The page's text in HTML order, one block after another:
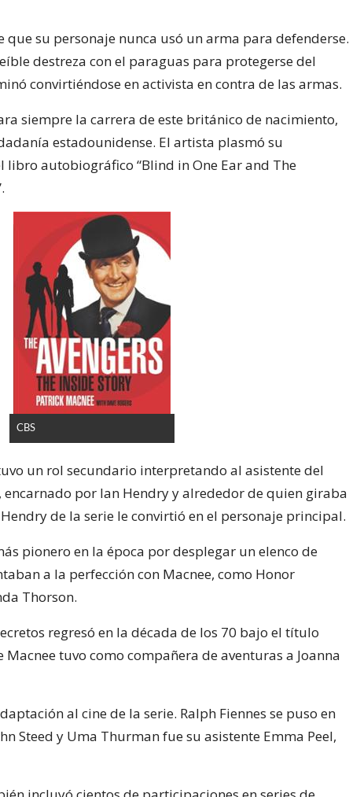
que su personaje nunca usó un arma para defenderse.
destreza con el paraguas para protegerse del
convirtiéndose en activista en contra de las armas.
siempre la carrera de este británico de nacimiento,
estadounidense. El artista plasmó su
libro autobiográfico “Blind in One Ear and The
CBS
un rol secundario interpretando al asistente del
encarnado por Ian Hendry y alrededor de quien giraba
de la serie le convirtió en el personaje principal.
pionero en la época por desplegar un elenco de
a la perfección con Macnee, como Honor
Thorson.
regresó en la década de los 70 bajo el título
Macnee tuvo como compañera de aventuras a Joanna
al cine de la serie. Ralph Fiennes se puso en
Steed y Uma Thurman fue su asistente Emma Peel,